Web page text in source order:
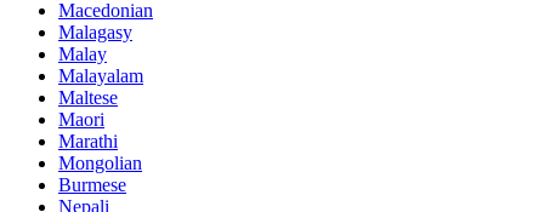
Macedonian
Malagasy
Malay
Malayalam
Maltese
Maori
Marathi
Mongolian
Burmese
Nepali